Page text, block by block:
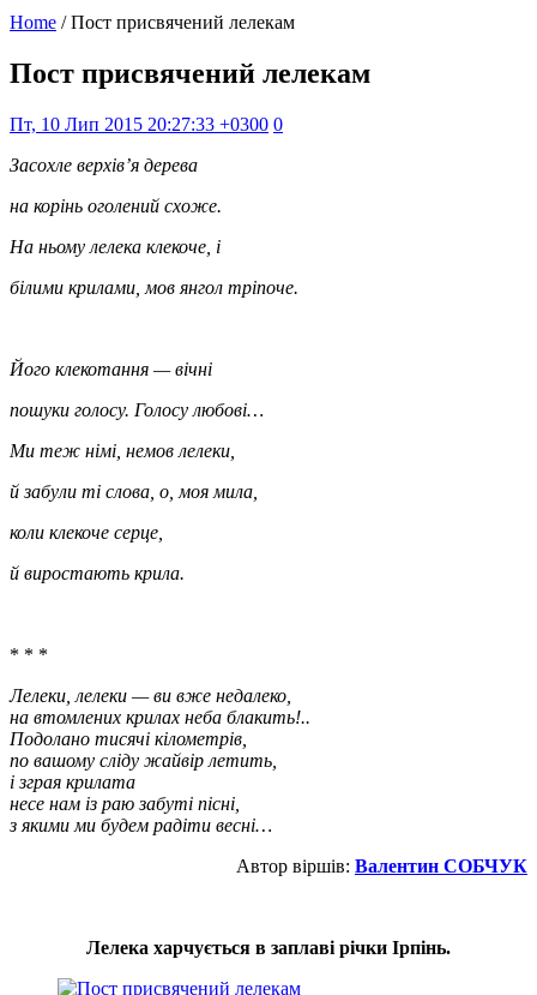
Home / Пост присвячений лелекам
Пост присвячений лелекам
Пт, 10 Лип 2015 20:27:33 +0300 0
Засохле верхів’я дерева
на корінь оголений схоже.
На ньому лелека клекоче, і
білими крилами, мов янгол тріпоче.
Його клекотання — вічні
пошуки голосу. Голосу любові…
Ми теж німі, немов лелеки,
й забули ті слова, о, моя мила,
коли клекоче серце,
й виростають крила.
* * *
Лелеки, лелеки — ви вже недалеко,
на втомлених крилах неба блакить!..
Подолано тисячі кілометрів,
по вашому сліду жайвір летить,
і зграя крилата
несе нам із раю забуті пісні,
з якими ми будем радіти весні…
Автор віршів: Валентин СОБЧУК
Лелека харчується в заплаві річки Ірпінь.